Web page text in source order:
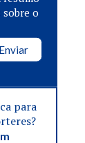
sobre o
Enviar
para